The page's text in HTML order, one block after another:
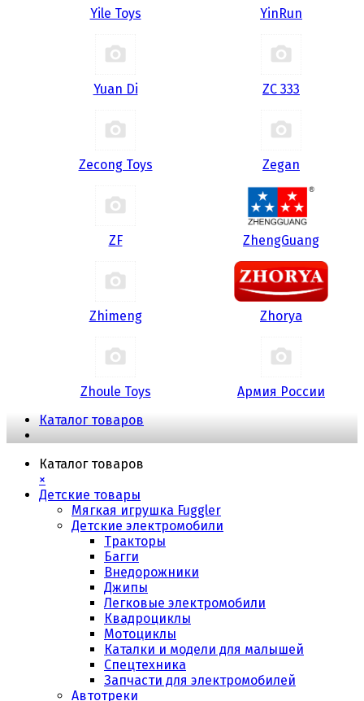
Yile Toys YinRun
Yuan Di ZC 333
Zecong Toys Zegan
ZF ZhengGuang
Zhimeng Zhorya
Zhoule Toys
Армия России
Каталог товаров
Каталог товаров
×
Детские товары
Мягкая игрушка Fuggler
Детские электромобили
Тракторы
Багги
Внедорожники
Джипы
Легковые электромобили
Квадроциклы
Мотоциклы
Каталки и модели для малышей
Спецтехника
Запчасти для электромобилей
Автотреки